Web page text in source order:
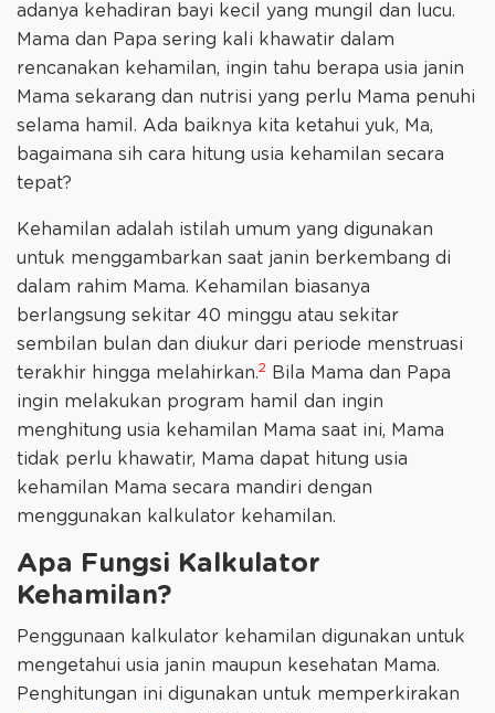
adanya kehadiran bayi kecil yang mungil dan lucu.
Mama dan Papa sering kali khawatir dalam
rencanakan kehamilan, ingin tahu berapa usia janin
Mama sekarang dan nutrisi yang perlu Mama penuhi
selama hamil. Ada baiknya kita ketahui yuk, Ma,
bagaimana sih cara hitung usia kehamilan secara
tepat?
Kehamilan adalah istilah umum yang digunakan
untuk menggambarkan saat janin berkembang di
dalam rahim Mama. Kehamilan biasanya
berlangsung sekitar 40 minggu atau sekitar
sembilan bulan dan diukur dari periode menstruasi
terakhir hingga melahirkan.2
Bila Mama dan Papa
ingin melakukan program hamil dan ingin
menghitung usia kehamilan Mama saat ini, Mama
tidak perlu khawatir, Mama dapat hitung usia
kehamilan Mama secara mandiri dengan
menggunakan kalkulator kehamilan.
Apa Fungsi Kalkulator
Kehamilan?
Penggunaan kalkulator kehamilan digunakan untuk
mengetahui usia janin maupun kesehatan Mama.
Penghitungan ini digunakan untuk memperkirakan